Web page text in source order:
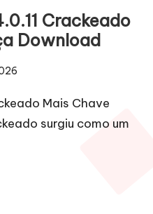
Crackeado
Download
Mais Chave
surgiu como um